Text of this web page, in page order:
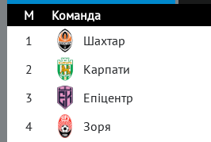
М Команда
1
Шахтар
2
Карпати
3
Епіцентр
4
Зоря